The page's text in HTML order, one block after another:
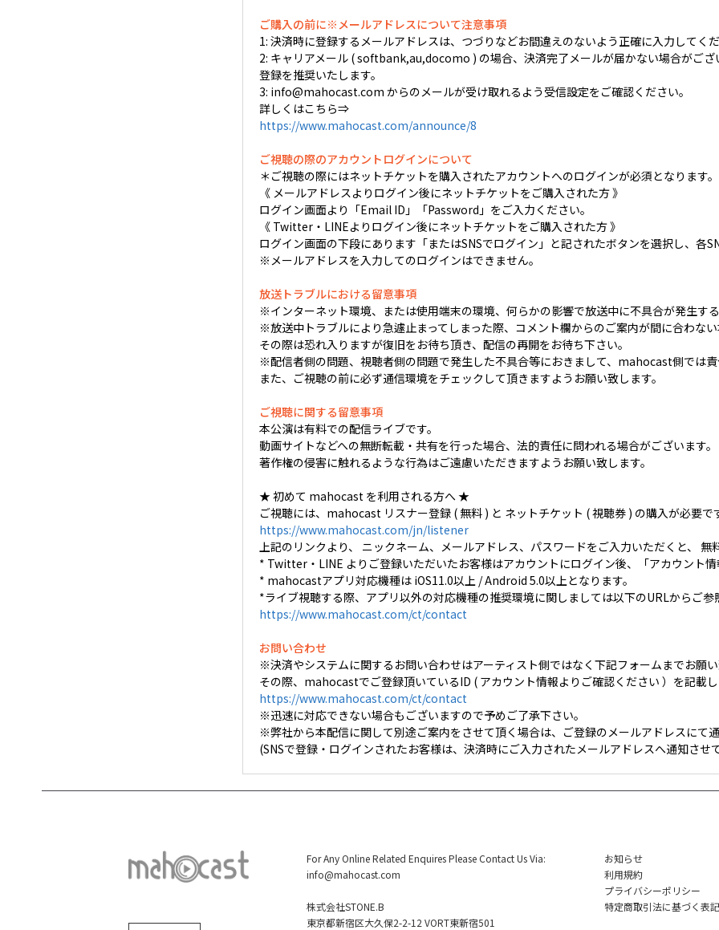
ご購入の前に※メールアドレスについて注意事項
1: 決済時に登録するメールアドレスは、つづりなどお間違えのないよう正確に入力してく
2: キャリアメール ( softbank,au,docomo ) の場合、決済完了メールが届かない場合がご
登録を推奨いたします。
3: info@mahocast.com からのメールが受け取れるよう受信設定をご確認ください。
詳しくはこちら⇒
https://www.mahocast.com/announce/8
ご視聴の際のアカウントログインについて
＊ご視聴の際にはネットチケットを購入されたアカウントへのログインが必須となります。
《 メールアドレスよりログイン後にネットチケットをご購入された方 》
ログイン画面より「Email ID」「Password」をご入力ください。
《 Twitter・LINEよりログイン後にネットチケットをご購入された方 》
ログイン画面の下段にあります「またはSNSでログイン」と記されたボタンを選択し、各
※メールアドレスを入力してのログインはできません。
放送トラブルにおける留意事項
※インターネット環境、または使用端末の環境、何らかの影響で放送中に不具合が発生す
※放送中トラブルにより急遽止まってしまった際、コメント欄からのご案内が間に合わな
その際は恐れ入りますが復旧をお待ち頂き、配信の再開をお待ち下さい。
※配信者側の問題、視聴者側の問題で発生した不具合等におきまして、mahocast側では
また、ご視聴の前に必ず通信環境をチェックして頂きますようお願い致します。
ご視聴に関する留意事項
本公演は有料での配信ライブです。
動画サイトなどへの無断転載・共有を行った場合、法的責任に問われる場合がございます。
著作権の侵害に触れるような行為はご遠慮いただきますようお願い致します。
★ 初めて mahocast を利用される方へ ★
ご視聴には、mahocast リスナー登録 ( 無料 ) と ネットチケット ( 視聴券 ) の購入が必要で
https://www.mahocast.com/jn/listener
上記のリンクより、 ニックネーム、メールアドレス、パスワードをご入力いただくと、 無
* Twitter・LINE よりご登録いただいたお客様はアカウントにログイン後、「アカウント
* mahocastアプリ対応機種は iOS11.0以上 / Android 5.0以上となります。
*ライブ視聴する際、アプリ以外の対応機種の推奨環境に関しましては以下のURLからご参
https://www.mahocast.com/ct/contact
お問い合わせ
※決済やシステムに関するお問い合わせはアーティスト側ではなく下記フォームまでお願
その際、mahocastでご登録頂いているID ( アカウント情報よりご確認ください ）を記載
https://www.mahocast.com/ct/contact
※迅速に対応できない場合もございますので予めご了承下さい。
※弊社から本配信に関して別途ご案内をさせて頂く場合は、ご登録のメールアドレスにて
(SNSで登録・ログインされたお客様は、決済時にご入力されたメールアドレスへ通知させ
For Any Online Related Enquires Please Contact Us Via:
info@mahocast.com
株式会社STONE.B
東京都新宿区大久保2-2-12 VORT東新宿501
お知らせ
利用規約
プライバシーポリシー
特定商取引法に基づく表記